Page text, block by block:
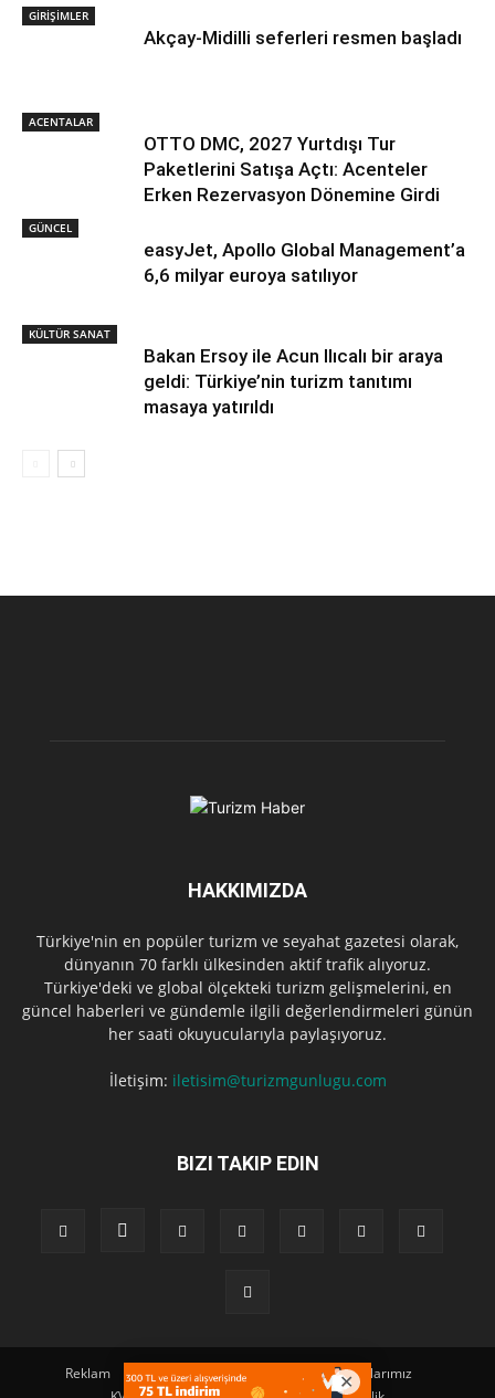
GİRİŞİMLER
Akçay-Midilli seferleri resmen başladı
ACENTALAR
OTTO DMC, 2027 Yurtdışı Tur
Paketlerini Satışa Açtı: Acenteler
Erken Rezervasyon Dönemine Girdi
GÜNCEL
easyJet, Apollo Global Management’a
6,6 milyar euroya satılıyor
KÜLTÜR SANAT
Bakan Ersoy ile Acun Ilıcalı bir araya
geldi: Türkiye’nin turizm tanıtımı
masaya yatırıldı
HAKKIMIZDA
Türkiye'nin en popüler turizm ve seyahat gazetesi olarak,
dünyanın 70 farklı ülkesinden aktif trafik alıyoruz.
Türkiye'deki ve global ölçekteki turizm gelişmelerini, en
güncel haberleri ve gündemle ilgili değerlendirmeleri günün
her saati okuyucularıyla paylaşıyoruz.
İletişim: iletisim@turizmgunlugu.com
BIZI TAKIP EDIN
Reklam Künye Hakkımızda
Yazarlarımız